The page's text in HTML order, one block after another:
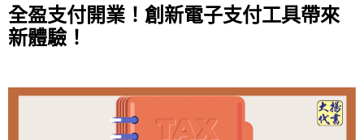
全盈支付開業！創新電子支付工具帶來
新體驗！